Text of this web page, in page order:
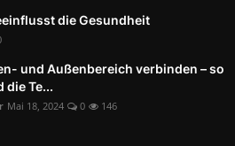
die Gesundheit
und Außenbereich verbinden – so
die Te...
Mai 18, 2024 0 146